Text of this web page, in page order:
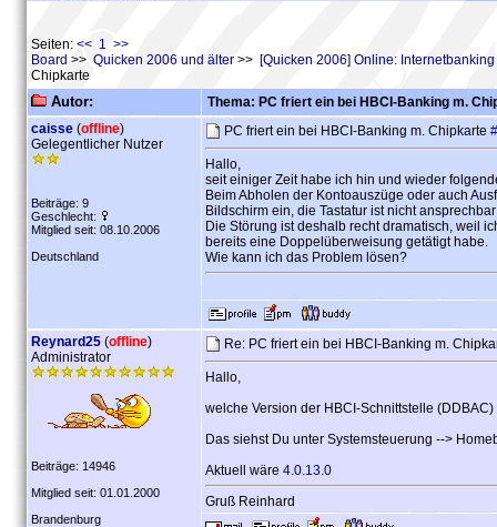
Seiten: << 1 >>
Board >> Quicken 2006 und älter >> [Quicken 2006] Online:
Chipkarte
Autor:
Thema: PC friert ein bei HBCI-Banking m.
caisse (offline)
Gelegentlicher Nutzer
Beiträge: 9
Geschlecht:
Mitglied seit: 08.10.2006
Deutschland
PC friert ein bei HBCI-Banking m. Chipkarte
Hallo,
seit einiger Zeit habe ich hin und wieder
Beim Abholen der Kontoauszüge oder auch
Bildschirm ein, die Tastatur ist nicht
Die Störung ist deshalb recht dramatisch, weil
bereits eine Doppelüberweisung getätigt habe.
Wie kann ich das Problem lösen?
Reynard25 (offline)
Administrator
Beiträge: 14946
Mitglied seit: 01.01.2000
Brandenburg
Re: PC friert ein bei HBCI-Banking m.
Hallo,
welche Version der HBCI-Schnittstelle
Das siehst Du unter Systemsteuerung -->
Aktuell wäre 4.0.13.0
Gruß Reinhard